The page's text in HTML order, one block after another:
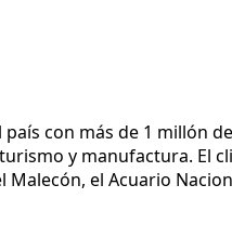
con más de 1 millón
y manufactura.
el Acuario